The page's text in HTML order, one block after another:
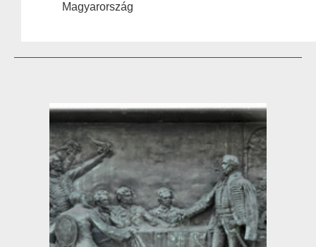
Magyarország